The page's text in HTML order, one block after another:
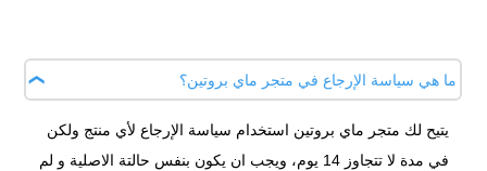
ما هي سياسة الإرجاع في متجر ماي بروتين؟
يتيح لك متجر ماي بروتين استخدام سياسة الإرجاع لأي منتج ولكن
في مدة لا تتجاوز 14 يوم، ويجب ان يكون بنفس حالتة الاصلية و لم